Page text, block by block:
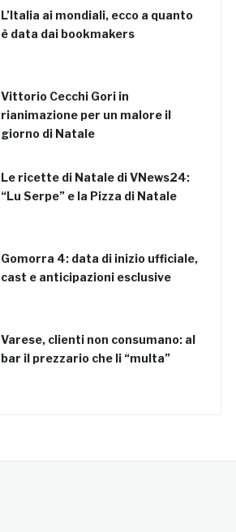
L’Italia ai mondiali, ecco a quanto
è data dai bookmakers
Vittorio Cecchi Gori in
rianimazione per un malore il
giorno di Natale
Le ricette di Natale di VNews24:
“Lu Serpe” e la Pizza di Natale
Gomorra 4: data di inizio ufficiale,
cast e anticipazioni esclusive
Varese, clienti non consumano: al
bar il prezzario che li “multa”